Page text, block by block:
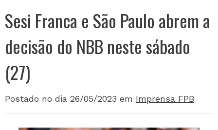
Sesi Franca e São Paulo abrem a
decisão do NBB neste sábado
(27)
Postado no dia 26/05/2023 em Imprensa FPB